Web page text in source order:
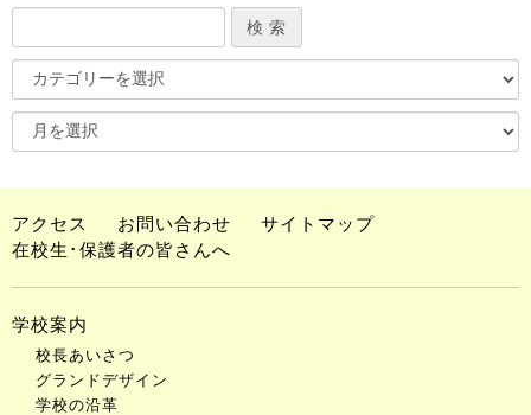
アクセス お問い合わせ
サイトマップ
在校生･保護者の皆さんへ
学校案内
校長あいさつ
グランドデザイン
学校の沿革